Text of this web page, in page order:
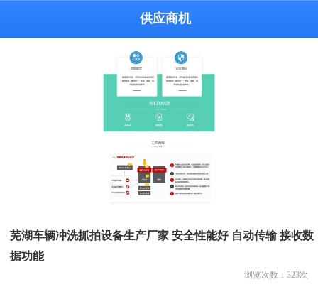
供应商机
芜湖车辆冲洗抓拍设备生产厂家 安全性能好 自动传输 接收数
据功能
浏览次数： 323次